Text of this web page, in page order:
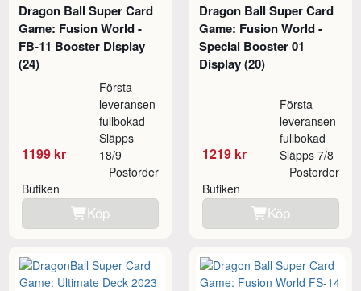
Dragon Ball Super Card
Game: Fusion World -
FB-11 Booster Display
(24)
1199 kr
Första
leveransen
fullbokad
Släpps
18/9
Butiken
Postorder
Köp
Dragon Ball Super Card
Game: Fusion World -
Special Booster 01
Display (20)
1219 kr
Första
leveransen
fullbokad
Släpps 7/8
Butiken
Postorder
Köp